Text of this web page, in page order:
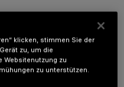
klicken, stimmen Sie der
zu, um die
Websitenutzung zu
zu unterstützen.